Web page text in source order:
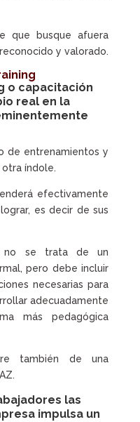
que busque afuera
y valorado.
o capacitación
real en la
de entrenamientos y
índole.
efectivamente
es decir de sus
no se trata de un
pero debe incluir
necesarias para
adecuadamente
más pedagógica
también de una
las
impulsa un